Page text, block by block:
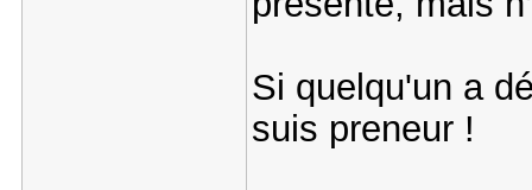
Si quelqu'un a
suis preneur !